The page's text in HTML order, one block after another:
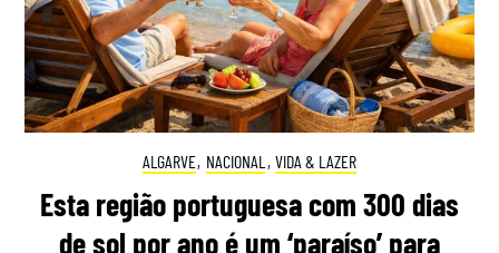
ALGARVE, NACIONAL , VIDA & LAZER
Esta região portuguesa com 300 dias
de sol por ano é um ‘paraíso’ para